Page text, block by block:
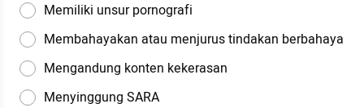
Memiliki unsur pornografi
Membahayakan atau menjurus tindakan berbahaya
Mengandung konten kekerasan
Menyinggung SARA